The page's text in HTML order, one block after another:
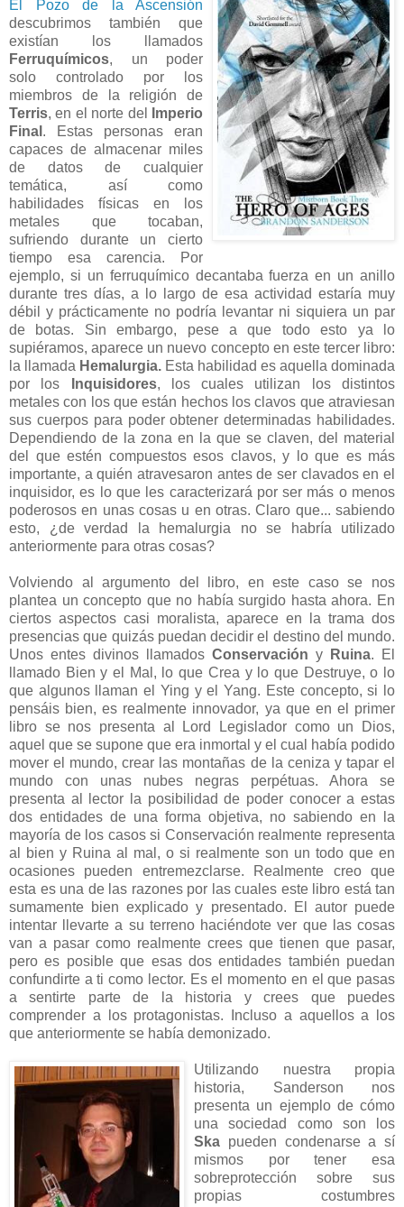
El Pozo de la Ascensión
descubrimos también que
existían los llamados
Ferruquímicos, un poder
solo controlado por los
miembros de la religión de
Terris, en el norte del
Imperio
Final . Estas personas eran
capaces de almacenar miles
de datos de cualquier
temática, así como
habilidades físicas en los
metales que tocaban,
sufriendo durante un cierto
tiempo esa carencia. Por
ejemplo, si un ferruquímico decantaba fuerza en un anillo
durante tres días, a lo largo de esa actividad estaría muy
débil y prácticamente no podría levantar ni siquiera un par
de botas. Sin embargo, pese a que todo esto ya lo
supiéramos, aparece un nuevo concepto en este tercer libro:
la llamada Hemalurgia. Esta habilidad es aquella dominada
por los
Inquisidores, los cuales utilizan los distintos
metales con los que están hechos los clavos que atraviesan
sus cuerpos para poder obtener determinadas habilidades.
Dependiendo de la zona en la que se claven, del material
del que estén compuestos esos clavos, y lo que es más
importante, a quién atravesaron antes de ser clavados en el
inquisidor, es lo que les caracterizará por ser más o menos
poderosos en unas cosas u en otras. Claro que... sabiendo
esto, ¿de verdad la hemalurgia no se habría utilizado
anteriormente para otras cosas?
Volviendo al argumento del libro, en este caso se nos
plantea un concepto que no había surgido hasta ahora. En
ciertos aspectos casi moralista, aparece en la trama dos
presencias que quizás puedan decidir el destino del mundo.
Unos entes divinos llamados Conservación y Ruina. El
llamado Bien y el Mal, lo que Crea y lo que Destruye, o lo
que algunos llaman el Ying y el Yang. Este concepto, si lo
pensáis bien, es realmente innovador, ya que en el primer
libro se nos presenta al Lord Legislador como un Dios,
aquel que se supone que era inmortal y el cual había podido
mover el mundo, crear las montañas de la ceniza y tapar el
mundo con unas nubes negras perpétuas. Ahora se
presenta al lector la posibilidad de poder conocer a estas
dos entidades de una forma objetiva, no sabiendo en la
mayoría de los casos si Conservación realmente representa
al bien y Ruina al mal, o si realmente son un todo que en
ocasiones pueden entremezclarse. Realmente creo que
esta es una de las razones por las cuales este libro está tan
sumamente bien explicado y presentado. El autor puede
intentar llevarte a su terreno haciéndote ver que las cosas
van a pasar como realmente crees que tienen que pasar,
pero es posible que esas dos entidades también puedan
confundirte a ti como lector. Es el momento en el que pasas
a sentirte parte de la historia y crees que puedes
comprender a los protagonistas. Incluso a aquellos a los
que anteriormente se había demonizado.
Utilizando nuestra propia
historia, Sanderson nos
presenta un ejemplo de cómo
una sociedad como son los
Ska pueden condenarse a sí
mismos por tener esa
sobreprotección sobre sus
propias costumbres